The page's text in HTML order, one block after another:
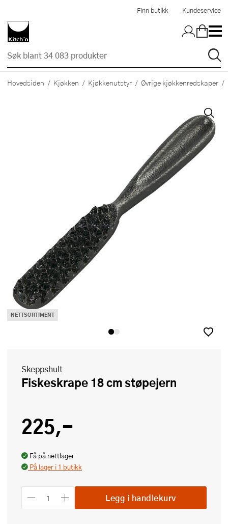
Finn butikk Kundeservice
Hovedsiden Kjøkken Kjøkkenutstyr Øvrige kjøkkenredskaper
NETTSORTIMENT
Skeppshult
Fiskeskrape 18 cm støpejern
225,-
Få på nettlager
På lager i 1 butikk
Legg i handlekurv